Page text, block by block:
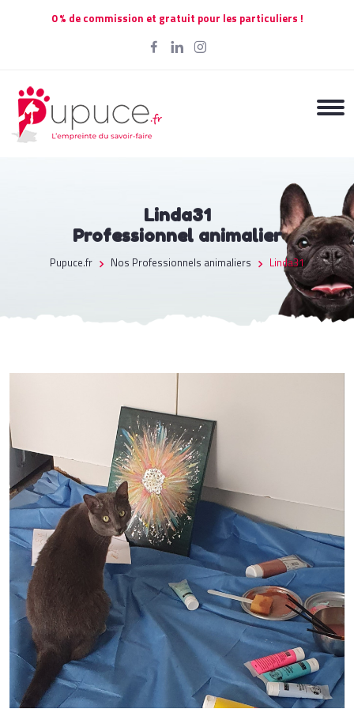
0 % de commission et gratuit pour les particuliers !
Linda31
Professionnel animalier
Pupuce.fr Nos Professionnels animaliers Linda31